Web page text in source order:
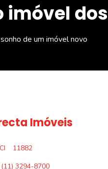
imóvel
de um imóvel novo
Imóveis
11882
(11) 3294-8700